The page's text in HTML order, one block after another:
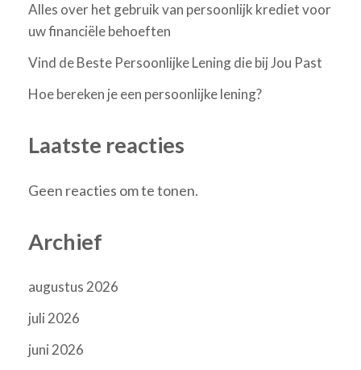
Alles over het gebruik van persoonlijk krediet voor
uw financiële behoeften
Vind de Beste Persoonlijke Lening die bij Jou Past
Hoe bereken je een persoonlijke lening?
Laatste reacties
Geen reacties om te tonen.
Archief
augustus 2026
juli 2026
juni 2026